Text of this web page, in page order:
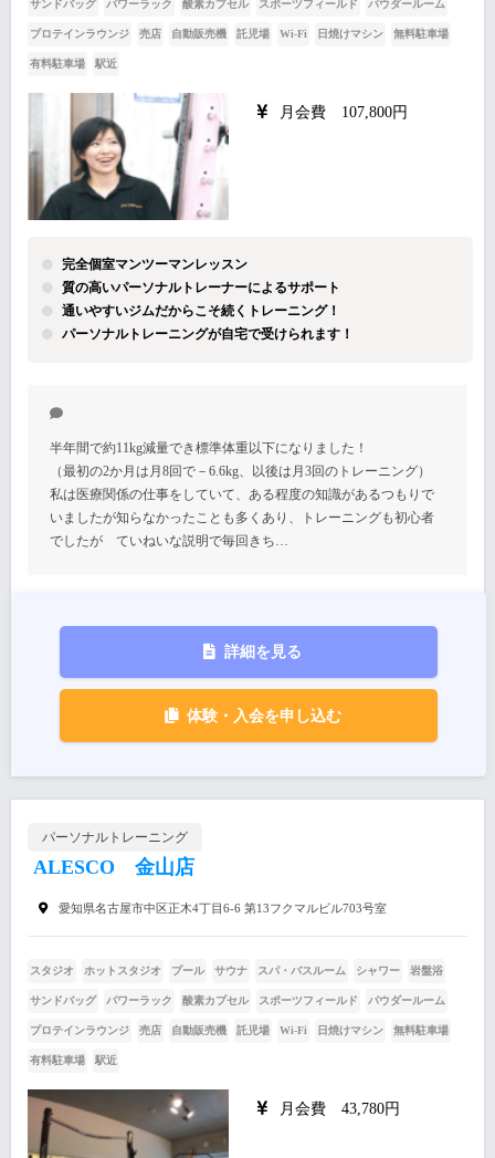
サンドバッグ パワーラック 酸素カプセル スポーツフィールド パウダールーム
プロテインラウンジ 売店 自動販売機 託児場 Wi-Fi 日焼けマシン 無料駐車場
有料駐車場 駅近
月会費 107,800円
完全個室マンツーマンレッスン
質の高いパーソナルトレーナーによるサポート
通いやすいジムだからこそ続くトレーニング！
パーソナルトレーニングが自宅で受けられます！
半年間で約11kg減量でき標準体重以下になりました！
（最初の2か月は月8回で－6.6kg、以後は月3回のトレーニング）
私は医療関係の仕事をしていて、ある程度の知識があるつもりで
いましたが知らなかったことも多くあり、トレーニングも初心者
でしたが ていねいな説明で毎回きち…
詳細を見る
体験・入会を申し込む
パーソナルトレーニング
ALESCO 金山店
愛知県名古屋市中区正木4丁目6‐6 第13フクマルビル703号室
スタジオ ホットスタジオ プール サウナ スパ・バスルーム シャワー 岩盤浴
サンドバッグ パワーラック 酸素カプセル スポーツフィールド パウダールーム
プロテインラウンジ 売店 自動販売機 託児場 Wi-Fi 日焼けマシン 無料駐車場
有料駐車場 駅近
月会費 43,780円